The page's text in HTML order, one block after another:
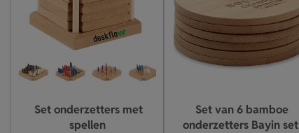
Set onderzetters met
spellen
Set van 6 bamboe
onderzetters Bayin set